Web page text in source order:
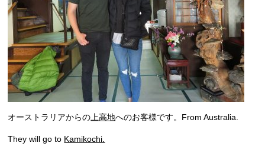
オーストラリアからの 上高地へのお客様です。From Australia.
They will go to Kamikochi.